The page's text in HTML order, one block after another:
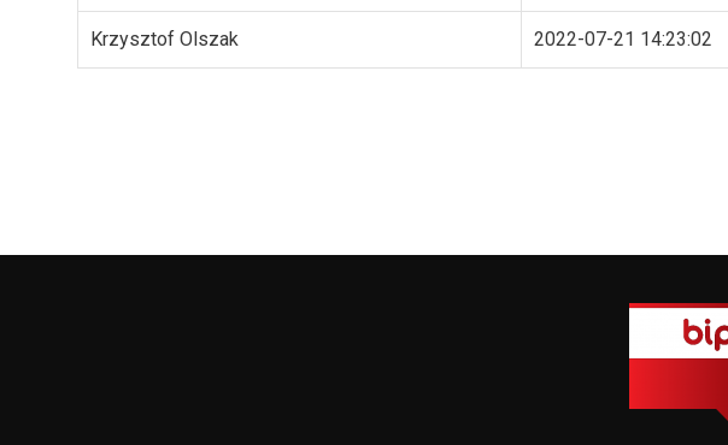
Krzysztof Olszak 2022-07-21 14:23:02